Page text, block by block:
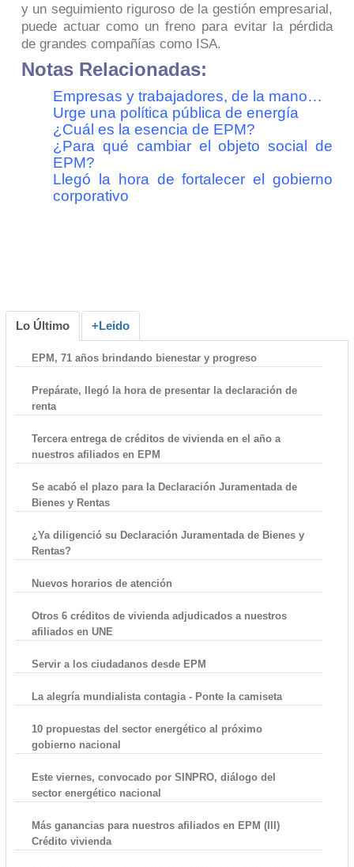
y un seguimiento riguroso de la gestión empresarial,
puede actuar como un freno para evitar la pérdida
de grandes compañías como ISA.
Notas Relacionadas:
Empresas y trabajadores, de la mano…
Urge una política pública de energía
¿Cuál es la esencia de EPM?
¿Para qué cambiar el objeto social de
EPM?
Llegó la hora de fortalecer el gobierno
corporativo
Lo Último +Leido
EPM, 71 años brindando bienestar y progreso
Prepárate, llegó la hora de presentar la declaración de
renta
Tercera entrega de créditos de vivienda en el año a
nuestros afiliados en EPM
Se acabó el plazo para la Declaración Juramentada de
Bienes y Rentas
¿Ya diligenció su Declaración Juramentada de Bienes y
Rentas?
Nuevos horarios de atención
Otros 6 créditos de vivienda adjudicados a nuestros
afiliados en UNE
Servir a los ciudadanos desde EPM
La alegría mundialista contagia - Ponte la camiseta
10 propuestas del sector energético al próximo
gobierno nacional
Este viernes, convocado por SINPRO, diálogo del
sector energético nacional
Más ganancias para nuestros afiliados en EPM (III)
Crédito vivienda